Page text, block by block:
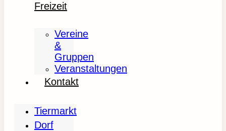
Freizeit
Vereine
&
Gruppen
Veranstaltungen
Kontakt
Tiermarkt
Dorf